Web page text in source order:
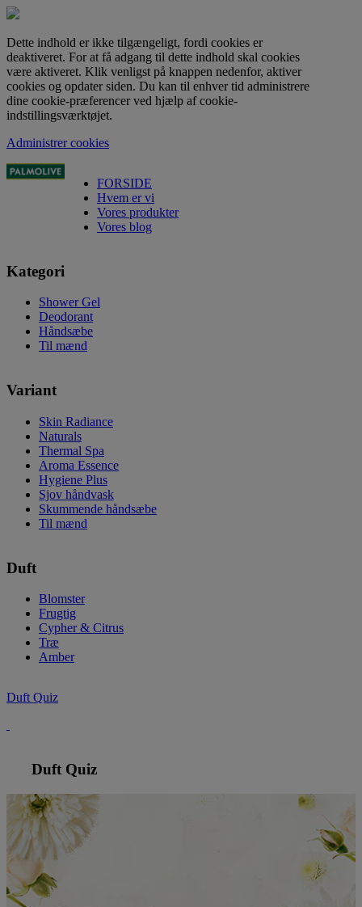
Dette indhold er ikke tilgængeligt, fordi cookies er
deaktiveret. For at få adgang til dette indhold skal cookies
være aktiveret. Klik venligst på knappen nedenfor, aktiver
cookies og opdater siden. Du kan til enhver tid administrere
dine cookie-præferencer ved hjælp af cookie-
indstillingsværktøjet.
Administrer cookies
FORSIDE
Hvem er vi
Vores produkter
Vores blog
Kategori
Shower Gel
Deodorant
Håndsæbe
Til mænd
Variant
Skin Radiance
Naturals
Thermal Spa
Aroma Essence
Hygiene Plus
Sjov håndvask
Skummende håndsæbe
Til mænd
Duft
Blomster
Frugtig
Cypher & Citrus
Træ
Amber
Duft Quiz
Duft Quiz